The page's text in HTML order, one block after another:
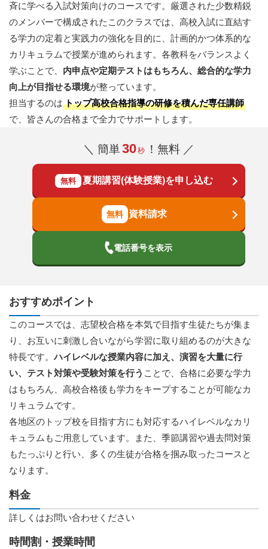
斉に学べる入試対策向けのコースです。厳選された少数精鋭
のメンバーで構成されたこのクラスでは、高校入試に直結す
る学力の定着と実践力の強化を目的に、計画的かつ体系的な
カリキュラムで授業が進められます。各教科をバランスよく
学ぶことで、 内申点や定期テストはもちろん、総合的な学力
向上が目指せる環境が整っています。
担当するのは トップ高校合格指導の研修を積んだ専任講師
で、皆さんの合格まで全力でサポートします。
＼ 簡単30秒 ！無料 ／
無料 夏期講習(体験授業)を申し込む
資料請求
電話番号を表示
おすすめポイント
このコースでは、志望校合格を本気で目指す生徒たちが集ま
り、お互いに刺激し合いながら学習に取り組めるのが大きな
特長です。ハイレベルな授業内容に加え、演習を大量に行
い、テスト対策や受験対策を行う ことで、合格に必要な学力
はもちろん、高校合格後も学力をキープすることが可能なカ
リキュラムです。
各地区のトップ校を目指す方にも対応するハイレベルなカリ
キュラムもご用意しています。また、季節講習や過去問対策
もたっぷりと行い、多くの生徒が合格を掴み取ったコースと
なります。
料金
詳しくはお問い合わせください
時間割・授業時間